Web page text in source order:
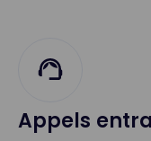
Appels